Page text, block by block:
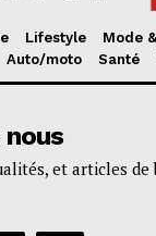
Lifestyle Mode
Auto/moto Santé
nous
et articles